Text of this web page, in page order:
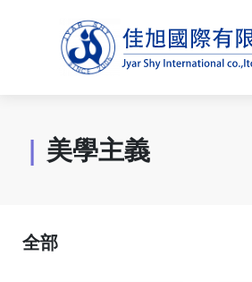
| 美學主義
全部